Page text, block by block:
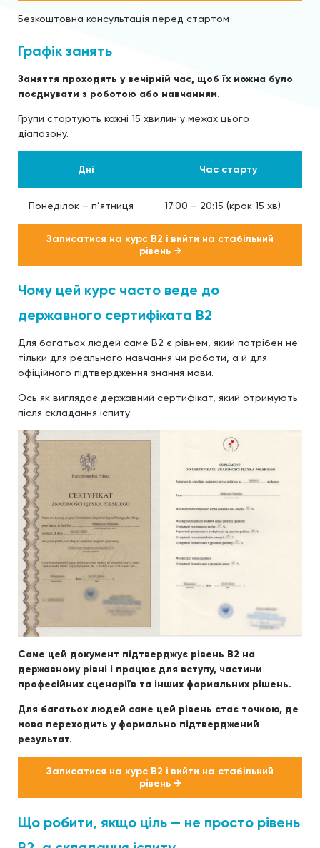
Безкоштовна консультація перед стартом
Графік занять
Заняття проходять у вечірній час, щоб їх можна було
поєднувати з роботою або навчанням.
Групи стартують кожні 15 хвилин у межах цього
діапазону.
Дні Час старту
Понеділок – п’ятниця 17:00 – 20:15 (крок 15 хв)
Записатися на курс B2 і вийти на стабільний
рівень →
Чому цей курс часто веде до
державного сертифіката B2
Для багатьох людей саме B2 є рівнем, який потрібен не
тільки для реального навчання чи роботи, а й для
офіційного підтвердження знання мови.
Ось як виглядає державний сертифікат, який отримують
після складання іспиту:
Саме цей документ підтверджує рівень B2 на
державному рівні і працює для вступу, частини
професійних сценаріїв та інших формальних рішень.
Для багатьох людей саме цей рівень стає точкою, де
мова переходить у формально підтверджений
результат.
Записатися на курс B2 і вийти на стабільний
рівень →
Що робити, якщо ціль — не просто рівень